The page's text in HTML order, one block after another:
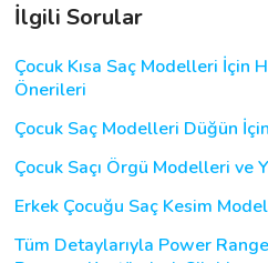
İlgili Sorular
Çocuk Kısa Saç Modelleri İçin
Önerileri
Çocuk Saç Modelleri Düğün
Çocuk Saçı Örgü Modelleri ve
Erkek Çocuğu Saç Kesim
Tüm Detaylarıyla Power